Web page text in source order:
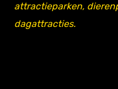
attractieparken,
dagattracties.